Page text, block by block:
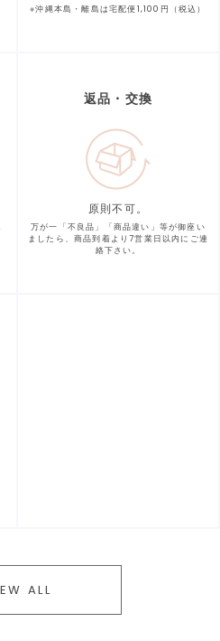
※沖縄本島・離島は宅配便1,100円（税込）
返品・交換
原則不可。
万が一「不良品」「商品違い」等が御座い
ましたら、商品到着より7営業日以内にご連
絡下さい。
ALL